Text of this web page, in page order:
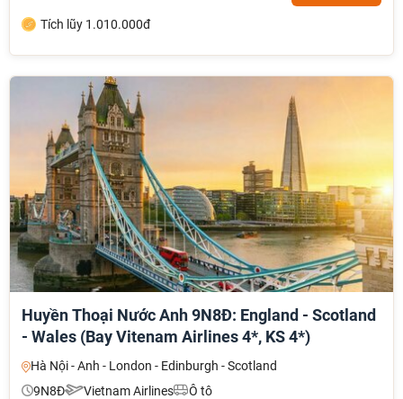
Tích lũy 1.010.000đ
Huyền Thoại Nước Anh 9N8Đ: England - Scotland
- Wales (Bay Vitenam Airlines 4*, KS 4*)
Hà Nội - Anh - London - Edinburgh - Scotland
9N8Đ
Vietnam Airlines
Ô tô